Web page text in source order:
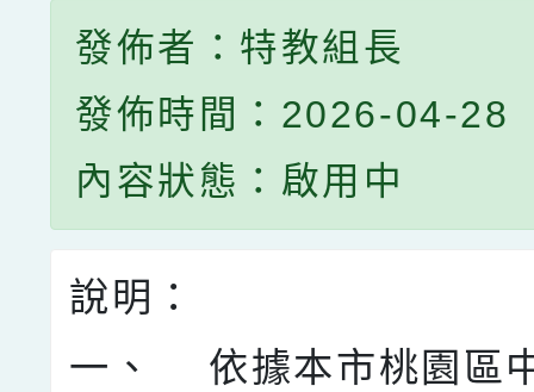
發佈者：特教組長
發佈時間：2026-04-28
內容狀態：啟用中
說明：
一、 依據本市桃園區